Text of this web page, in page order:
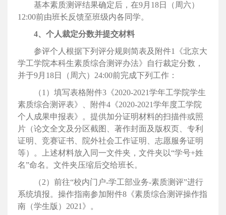
基本素质测评结果确定后，在9月18日（周六）
12:00前由班长反馈至班级内各同学。
4、个人裁定分数并提交材料
参评个人根据下列评分规则简表及附件1《北京大
学工学院本科生素质综合测评办法》自行裁定分数，
并于9月18日（周六）24:00前完成下列工作：
（1）填写表格附件3《2020-2021学年工学院学生
素质综合测评表》、附件4《2020-2021学年度工学院
个人成果申报表》。提供加分证明材料的扫描件或照
片（论文全文及分区截图、著作封面及版权页、专利
证明、竞赛证书、院外社会工作证明、志愿服务证明
等）。上述材料放入同一文件夹，文件夹以“学号+姓
名”命名。文件夹压缩后交给班长。
（2）前往“校内门户-学工部业务-素质测评”进行
系统填报。操作指南参加附件8《素质综合测评操作指
南（学生版）2021》。